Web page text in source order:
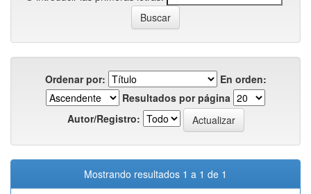
Ordenar por:
En orden:
Resultados por página
Autor/Registro:
Mostrando resultados 1 a 1 de 1